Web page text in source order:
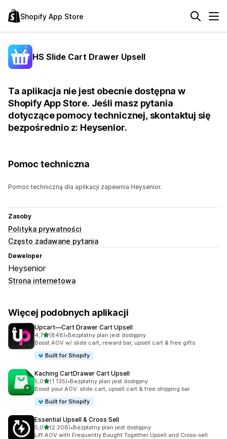
Shopify App Store
HS Slide Cart Drawer Upsell
Ta aplikacja nie jest obecnie dostępna w
Shopify App Store. Jeśli masz pytania
dotyczące pomocy technicznej, skontaktuj się
bezpośrednio z: Heysenior.
Pomoc techniczna
Pomoc techniczną dla aplikacji zapewnia Heysenior.
Zasoby
Polityka prywatności
Często zadawane pytania
Deweloper
Heysenior
Strona internetowa
Więcej podobnych aplikacji
Upcart—Cart Drawer Cart Upsell
4,7na 5 gwiazdek
(848)
Łączna liczba recenzji: 848
•Bezpłatny plan jest dostępny
Boost AOV w/ slide cart, reward bar, upsell cart & free gifts
Built for Shopify
Kaching CartDrawer Cart Upsell
5,0na 5 gwiazdek
(1 135)
Łączna liczba recenzji: 1135
•Bezpłatny plan jest dostępny
Boost your AOV: slide cart, upsell cart & free shipping bar
Built for Shopify
Essential Upsell & Cross Sell
5,0na 5 gwiazdek
(2 206)
Łączna liczba recenzji: 2206
•Bezpłatny plan jest dostępny
Lift AOV with Frequently Bought Together Upsell and Cross-sell